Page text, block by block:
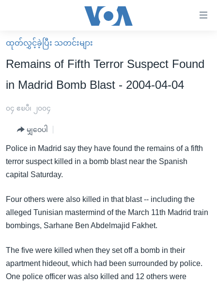
လွယ်ကူ
စေ
သည့်
များ
ကြည့်
စာမျက်နှာ
ကျော်
မူလစာမျက်နှာ
မြန်မာ
ကမ္ဘာ့သတင်းများ
နိုင်ငံတကာ
ဗွီဒီယို
ရပ်ဝန်းတခု လမ်းတခု အလွန်
အမေရိကန်သုံးအီဒီယံ
ရုပ်ရှင်ထဲက အင်္ဂလိပ်စာ
သုတပဒေသာ အင်္ဂလိပ်စာ
အပတ်စဉ်ကဏ္ဍများ
ရေဒီယို/တီဗွီအစီအစဉ်
ဗွီအိုအေ လူမှုကွန်ယက်များ
ထုတ်လွှင့်ခဲ့ပြီး သတင်းများ
Remains of Fifth Terror Suspect Found
in Madrid Bomb Blast - 2004-04-04
၀၄ ဧၿပီ၊ ၂၀၀၄
မျှဝေပါ
Police in Madrid say they have found the remains of a fifth
terror suspect killed in a bomb blast near the Spanish
capital Saturday.
Four others were also killed in that blast -- including the
alleged Tunisian mastermind of the March 11th Madrid train
bombings, Sarhane Ben Abdelmajid Fakhet.
The five were killed when they set off a bomb in their
apartment hideout, which had been surrounded by police.
One police officer was also killed and 12 others were